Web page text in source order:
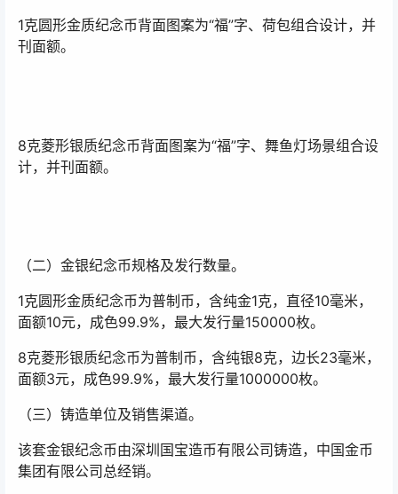
1克圆形金质纪念币背面图案为“福”字、荷包组合设计，并
刊面额。
8克菱形银质纪念币背面图案为“福”字、舞鱼灯场景组合设
计，并刊面额。
（二）金银纪念币规格及发行数量。
1克圆形金质纪念币为普制币，含纯金1克，直径10毫米，
面额10元，成色99.9%，最大发行量150000枚。
8克菱形银质纪念币为普制币，含纯银8克，边长23毫米，
面额3元，成色99.9%，最大发行量1000000枚。
（三）铸造单位及销售渠道。
该套金银纪念币由深圳国宝造币有限公司铸造，中国金币
集团有限公司总经销。